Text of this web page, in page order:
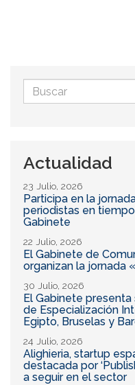
Formulario
de
Actualidad
23 Julio, 2026
Participa en la
periodistas en
Gabinete
22 Julio, 2026
El Gabinete de
organizan la jornada
30 Julio, 2026
El Gabinete
de Especialización
Egipto, Bruselas y
24 Julio, 2026
Alighieria, startup
destacada por
a seguir en el sector